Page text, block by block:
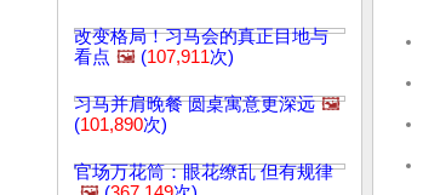
改变格局！习马会的真正目地与
看点 🖼️ (107,911次)
习马并肩晚餐 圆桌寓意更深远 🖼️
(101,890次)
官场万花筒：眼花缭乱 但有规律